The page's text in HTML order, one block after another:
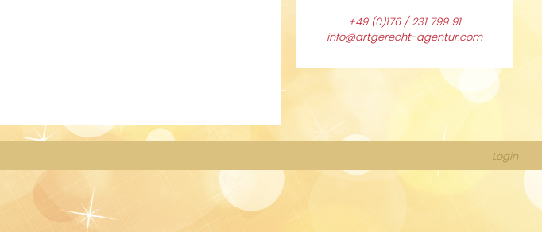
+49 (0)176 / 231 799 91
info@artgerecht-agentur.com
Login